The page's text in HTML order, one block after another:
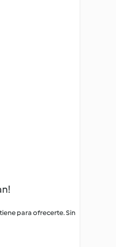
para ofrecerte. Sin